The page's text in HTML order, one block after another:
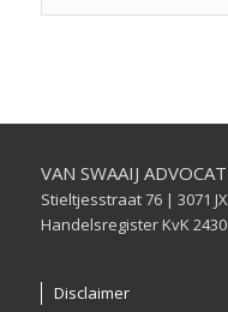
VAN SWAAIJ
Stieltjesstraat 76 | 3071
Handelsregister KvK
Disclaimer